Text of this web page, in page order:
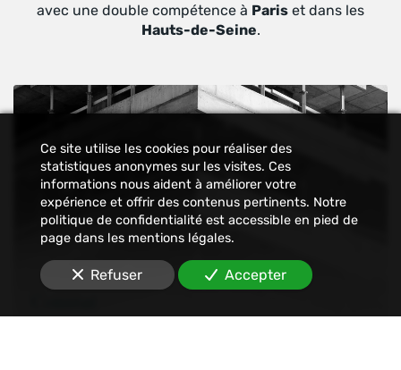
avec une double compétence à Paris et dans les
Hauts-de-Seine.
Ce site utilise les cookies pour réaliser des
statistiques anonymes sur les visites. Ces
informations nous aident à améliorer votre
expérience et offrir des contenus pertinents. Notre
politique de confidentialité est accessible en pied de
page dans les mentions légales.
Refuser Accepter